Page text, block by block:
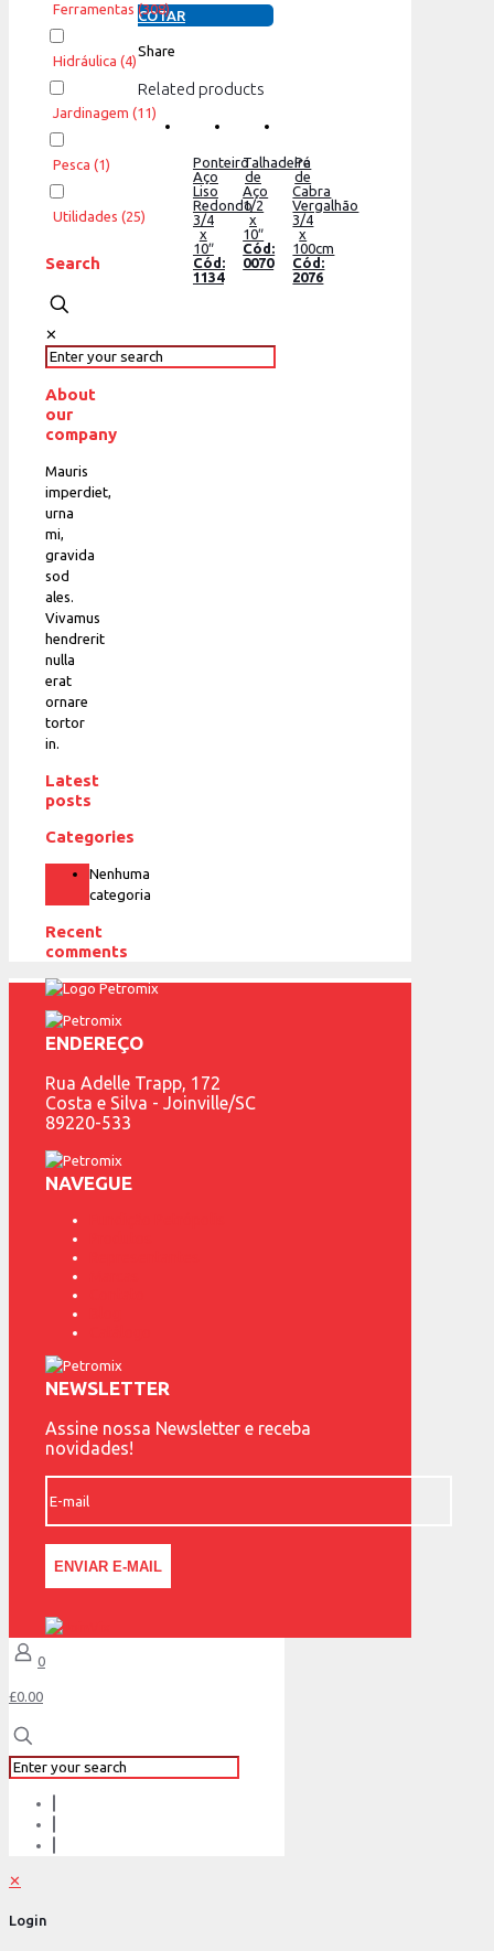
COTAR
Share
Related products
Ponteiro
Aço
Liso
Redondo
3/4
x
10″
Cód:
1134
Talhadeira
de
Aço
1/2
x
10″
Cód:
0070
Pé
de
Cabra
Vergalhão
3/4
x
100cm
Cód:
2076
Ferramentas (308)
Hidráulica (4)
Jardinagem (11)
Pesca (1)
Utilidades (25)
Search
✕
About
our
company
Mauris
imperdiet,
urna
mi,
gravida
sod
ales.
Vivamus
hendrerit
nulla
erat
ornare
tortor
in.
Latest
posts
Categories
Nenhuma
categoria
Recent
comments
ENDEREÇO
Rua Adelle Trapp, 172
Costa e Silva - Joinville/SC
89220-533
NAVEGUE
NEWSLETTER
Assine nossa Newsletter e receba
novidades!
0
£0.00
✕
Login